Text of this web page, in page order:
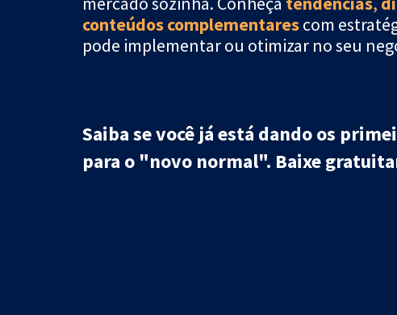
conteúdos complementarescom
pode implementar ou otimizar no seu
Saiba se você já está dando os
para o "novo normal". Baixe